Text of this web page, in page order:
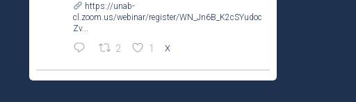
https://unab-
cl.zoom.us/webinar/register/WN_Jn6B_K2cSYudoc
Zv...
2 1 X